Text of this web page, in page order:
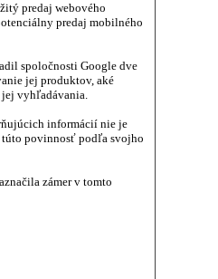
predaj webového
predaj mobilného
spoločnosti Google dve
jej produktov, aké
jej vyhľadávania.
informácií nie je
túto povinnosť podľa svojho
zámer v tomto